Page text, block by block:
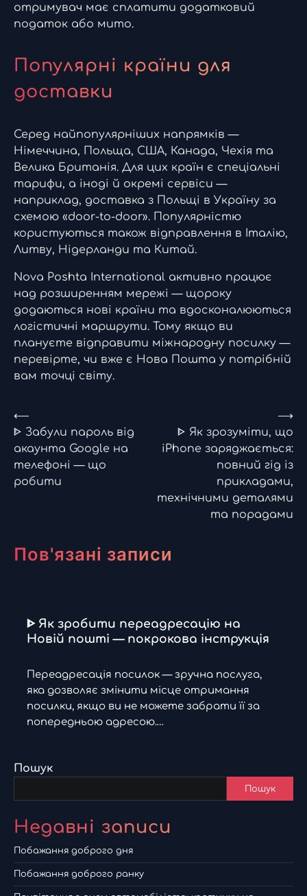
отримувач має сплатити додатковий
податок або мито.
Популярні країни для
доставки
Серед найпопулярніших напрямків —
Німеччина, Польща, США, Канада, Чехія та
Велика Британія. Для цих країн є спеціальні
тарифи, а іноді й окремі сервіси —
наприклад, доставка з Польщі в Україну за
схемою «door-to-door». Популярністю
користуються також відправлення в Італію,
Литву, Нідерланди та Китай.
Nova Poshta International активно працює
над розширенням мережі — щороку
додаються нові країни та вдосконалюються
логістичні маршрути. Тому якщо ви
плануєте відправити міжнародну посилку —
перевірте, чи вже є Нова Пошта у потрібній
вам точці світу.
Навігація
записів
⟵
ᐈ Забули пароль від
акаунта Google на
телефоні — що
робити
ᐈ Як зрозуміти, що
iPhone заряджається:
повний гід із
прикладами,
технічними деталями
та порадами
⟶
Пов'язані записи
ᐈ Як зробити переадресацію на
Новій пошті — покрокова інструкція
Переадресація посилок — зручна послуга,
яка дозволяє змінити місце отримання
посилки, якщо ви не можете забрати її за
попередньою адресою.…
Пошук
Пошук
Недавні записи
Побажання доброго дня
Побажання доброго ранку